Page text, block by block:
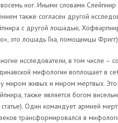
ног. Иными словами Слейпнир
также согласен другой
с другой лошадью,
это лошадь Гна, помощницы
исследователи, в том числе –
мифологии воплощает в
миром живых и миром мертвых. Это
также является богом
Один командует армией
трансформировался в